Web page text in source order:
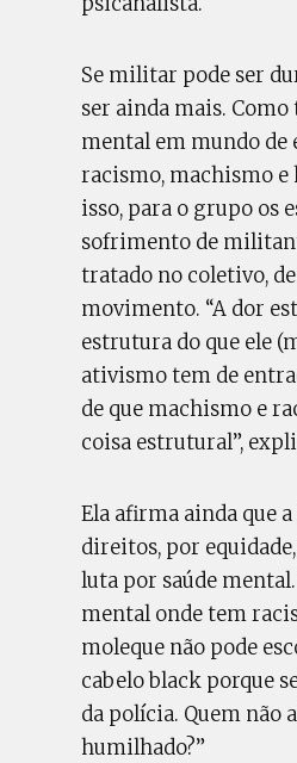
Se militar pode ser
ser ainda mais. Como
mental em mundo de
racismo, machismo e
isso, para o grupo os
sofrimento de
tratado no coletivo,
movimento. “A dor
estrutura do que ele
ativismo tem de
de que machismo e
coisa estrutural”,
Ela afirma ainda que
direitos, por
luta por saúde mental.
mental onde tem
moleque não pode
cabelo black porque
da polícia. Quem não
humilhado?”